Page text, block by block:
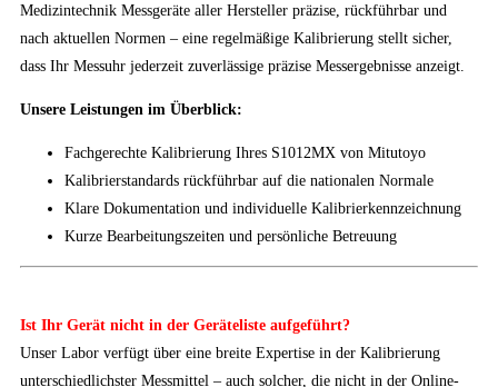
Medizintechnik Messgeräte aller Hersteller präzise, rückführbar und
nach aktuellen Normen – eine regelmäßige Kalibrierung stellt sicher,
dass Ihr Messuhr jederzeit zuverlässige präzise Messergebnisse anzeigt.
Unsere Leistungen im Überblick:
Fachgerechte Kalibrierung Ihres S1012MX von Mitutoyo
Kalibrierstandards rückführbar auf die nationalen Normale
Klare Dokumentation und individuelle Kalibrierkennzeichnung
Kurze Bearbeitungszeiten und persönliche Betreuung
Ist Ihr Gerät nicht in der Geräteliste aufgeführt?
Unser Labor verfügt über eine breite Expertise in der Kalibrierung
unterschiedlichster Messmittel – auch solcher, die nicht in der Online-